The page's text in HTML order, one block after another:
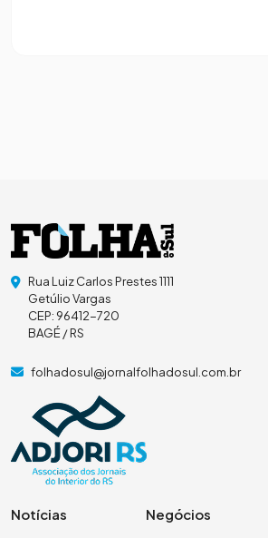
Rua Luiz Carlos Prestes 1111
Getúlio Vargas
CEP: 96412-720
BAGÉ / RS
folhadosul@jornalfolhadosul.com.br
Notícias Negócios